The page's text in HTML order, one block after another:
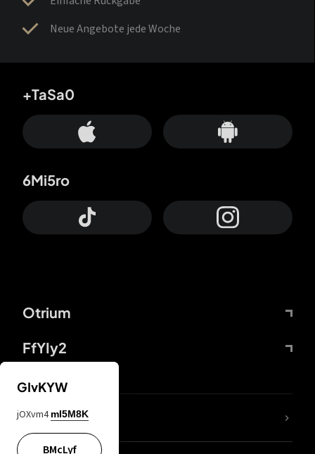
Neue Angebote jede Woche
Otrium
FfYIy2
+TaSa0
6Mi5ro
DDcvSo
GIvKYW
jOXvm4 mI5M8K
BMcLyf